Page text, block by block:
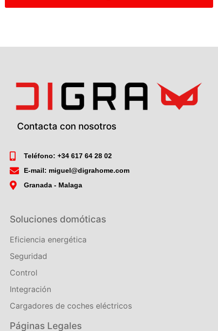
Contacta con nosotros
Teléfono: +34 617 64 28 02
E-mail: miguel@digrahome.com
Granada - Malaga
Soluciones domóticas
Eficiencia energética
Seguridad
Control
Integración
Cargadores de coches eléctricos
Páginas Legales